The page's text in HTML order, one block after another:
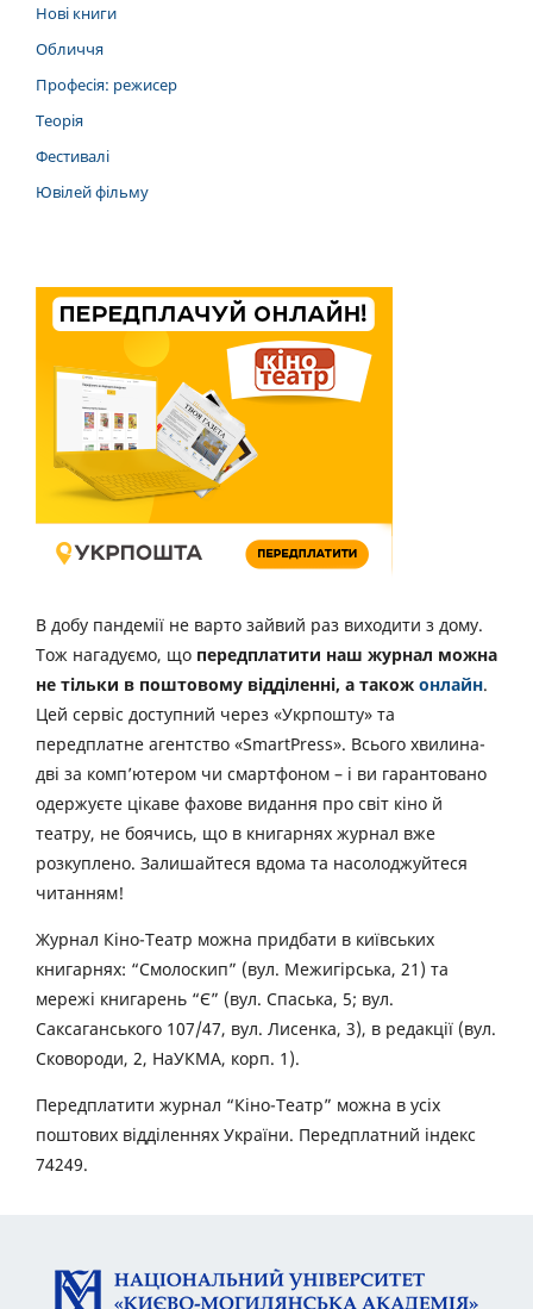
Нові книги
Обличчя
Професія: режисер
Теорія
Фестивалі
Ювілей фільму
В добу пандемії не варто зайвий раз виходити з дому.
Тож нагадуємо, що передплатити наш журнал можна
не тільки в поштовому відділенні, а також онлайн.
Цей сервіс доступний через «Укрпошту» та
передплатне агентство «SmartPress». Всього хвилина-
дві за комп’ютером чи смартфоном – і ви гарантовано
одержуєте цікаве фахове видання про світ кіно й
театру, не боячись, що в книгарнях журнал вже
розкуплено. Залишайтеся вдома та насолоджуйтеся
читанням!
Журнал Кіно-Театр можна придбати в київських
книгарнях: “Смолоскип” (вул. Межигірська, 21) та
мережі книгарень “Є” (вул. Спаська, 5; вул.
Саксаганського 107/47, вул. Лисенка, 3), в редакції (вул.
Сковороди, 2, НаУКМА, корп. 1).
Передплатити журнал “Кіно-Театр” можна в усіх
поштових відділеннях України. Передплатний індекс
74249.